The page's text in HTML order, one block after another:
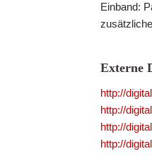
Einband:
Externe
http://
http://
http://
http://